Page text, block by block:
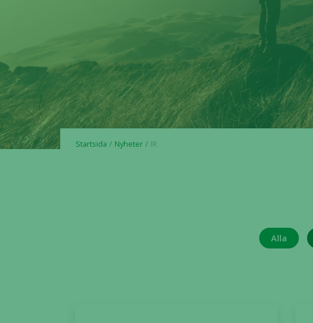
Startsida Nyheter IR
Alla